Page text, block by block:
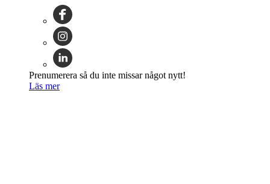
Prenumerera så du inte missar något nytt!
Läs mer